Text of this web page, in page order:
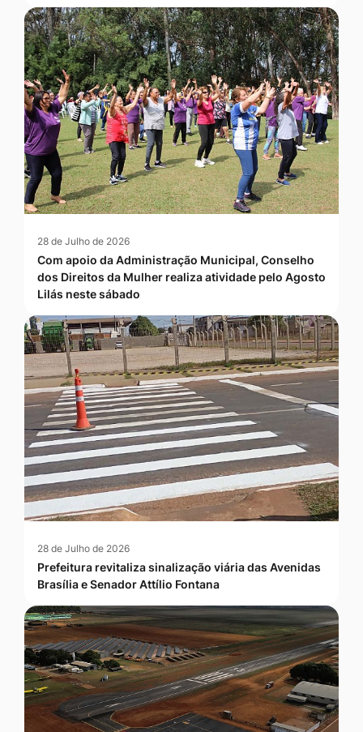
28 de Julho de 2026
Com apoio da Administração Municipal, Conselho
dos Direitos da Mulher realiza atividade pelo Agosto
Lilás neste sábado
28 de Julho de 2026
Prefeitura revitaliza sinalização viária das Avenidas
Brasília e Senador Attílio Fontana